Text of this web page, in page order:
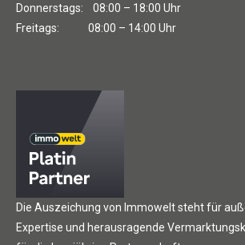
Donnerstags: 08:00 – 18:00 Uhr
Freitags: 08:00 – 14:00 Uhr
Die Auszeichung von Immowelt steht für
Expertise und herausragende